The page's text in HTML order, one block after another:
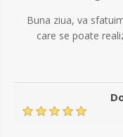
Buna ziua, va
care se poate